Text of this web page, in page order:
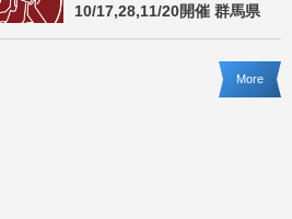
10/17,28,11/20開催 群馬県
More